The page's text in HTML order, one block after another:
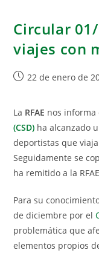
Circular
viajes con
22 de enero de
La RFAE nos
(CSD) ha alcanzado
deportistas que
Seguidamente se
ha remitido a la
Para su
de diciembre por el
problemática que
elementos propios